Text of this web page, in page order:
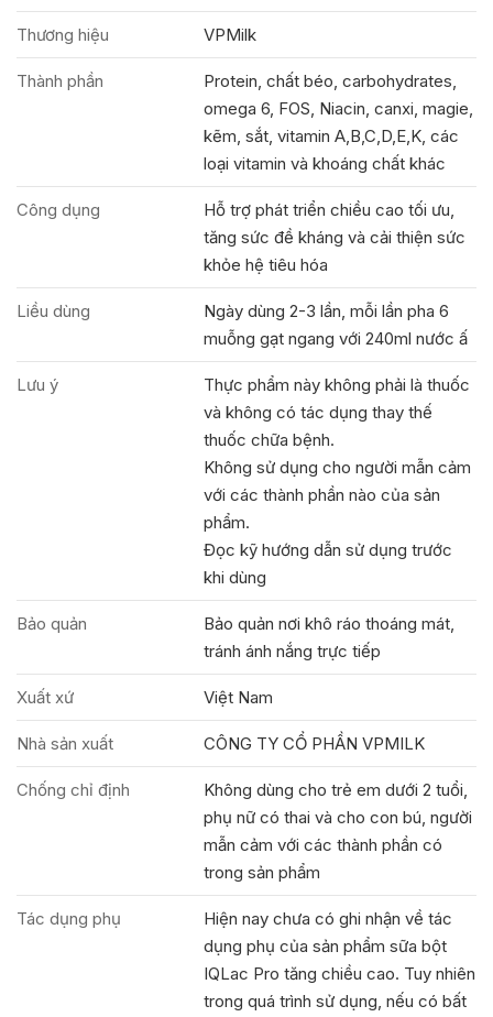
Thương hiệu VPMilk
Thành phần
Protein, chất béo, carbohydrates,
omega 6, FOS, Niacin, canxi, magie,
kẽm, sắt, vitamin A,B,C,D,E,K, các
loại vitamin và khoáng chất khác
Công dụng
Hỗ trợ phát triển chiều cao tối ưu,
tăng sức đề kháng và cải thiện sức
khỏe hệ tiêu hóa
Liều dùng
Ngày dùng 2-3 lần, mỗi lần pha 6
muỗng gạt ngang với 240ml nước ấ
Lưu ý
Thực phẩm này không phải là thuốc
và không có tác dụng thay thế
thuốc chữa bệnh.
Không sử dụng cho người mẫn cảm
với các thành phần nào của sản
phẩm.
Đọc kỹ hướng dẫn sử dụng trước
khi dùng
Bảo quản
Bảo quản nơi khô ráo thoáng mát,
tránh ánh nắng trực tiếp
Xuất xứ Việt Nam
Nhà sản xuất CÔNG TY CỔ PHẦN VPMILK
Chống chỉ định
Không dùng cho trẻ em dưới 2 tuổi,
phụ nữ có thai và cho con bú, người
mẫn cảm với các thành phần có
trong sản phẩm
Tác dụng phụ
Hiện nay chưa có ghi nhận về tác
dụng phụ của sản phẩm sữa bột
IQLac Pro tăng chiều cao. Tuy nhiên
trong quá trình sử dụng, nếu có bất